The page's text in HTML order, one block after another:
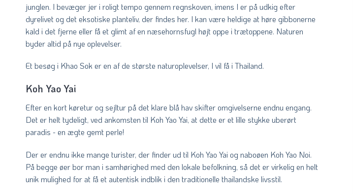
junglen. I bevæger jer i roligt tempo gennem regnskoven, imens I er på udkig efter
dyrelivet og det eksotiske planteliv, der findes her. I kan være heldige at høre gibbonerne
kald i det fjerne eller få et glimt af en næsehornsfugl højt oppe i trætoppene. Naturen
byder altid på nye oplevelser.
Et besøg i Khao Sok er en af de største naturoplevelser, I vil få i Thailand.
Koh Yao Yai
Efter en kort køretur og sejltur på det klare blå hav skifter omgivelserne endnu engang.
Det er helt tydeligt, ved ankomsten til Koh Yao Yai, at dette er et lille stykke uberørt
paradis - en ægte gemt perle!
Der er endnu ikke mange turister, der finder ud til Koh Yao Yai og naboøen Koh Yao Noi.
På begge øer bor man i samhørighed med den lokale befolkning, så det er virkelig en helt
unik mulighed for at få et autentisk indblik i den traditionelle thailandske livsstil.